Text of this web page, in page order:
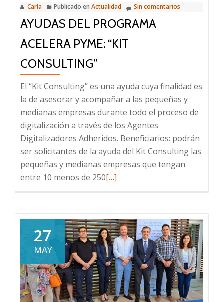
un
Carla Publicado en Actualidad Sin comentarios
AYUDAS DEL PROGRAMA
ACELERA PYME: “KIT
CONSULTING”
El “Kit Consulting” es una ayuda cuya finalidad es
la de asesorar y acompañar a las pequeñas y
medianas empresas durante todo el proceso de
digitalización a través de los Agentes
Digitalizadores Adheridos. Beneficiarios: podrán
ser solicitantes de la ayuda del Kit Consulting las
pequeñas y medianas empresas que tengan
entre 10 menos de 250Leer
DEL
PROGRAMA
ACELERA
PYME:
“KIT
CONSULTING”
[…]
27
MAY